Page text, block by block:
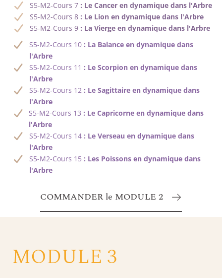
S5-M2-Cours 7 : Le Cancer en dynamique dans l'Arbre
S5-M2-Cours 8 : Le Lion en dynamique dans l'Arbre
S5-M2-Cours 9 : La Vierge en dynamique dans l'Arbre
S5-M2-Cours 10 : La Balance en dynamique dans
l'Arbre
S5-M2-Cours 11 : Le Scorpion en dynamique dans
l'Arbre
S5-M2-Cours 12: Le Sagittaire en dynamique dans
l'Arbre
S5-M2-Cours 13 : Le Capricorne en dynamique dans
l'Arbre
S5-M2-Cours 14 : Le Verseau en dynamique dans
l'Arbre
S5-M2-Cours 15: Les Poissons en dynamique dans
l'Arbre
COMMANDER le MODULE 2
MODULE 3